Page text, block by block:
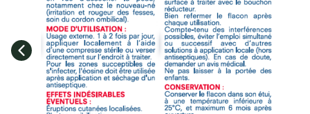
Soins mains et ongles
Soins des pieds
Dentifrices et bains de bouche
Brosses à dents et accessoires dentaires